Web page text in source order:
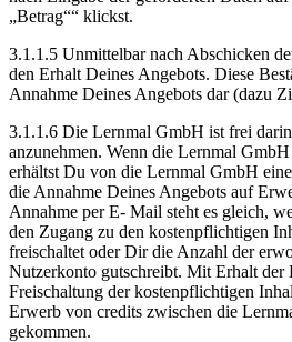
„Betrag““ klickst.
3.1.1.5 Unmittelbar nach Abschicken
den Erhalt Deines Angebots. Diese
Annahme Deines Angebots dar (dazu
3.1.1.6 Die Lernmal GmbH ist frei
anzunehmen. Wenn die Lernmal
erhältst Du von die Lernmal GmbH
die Annahme Deines Angebots auf
Annahme per E- Mail steht es gleich,
den Zugang zu den kostenpflichtigen
freischaltet oder Dir die Anzahl der
Nutzerkonto gutschreibt. Mit Erhalt
Freischaltung der kostenpflichtigen
Erwerb von credits zwischen die
gekommen.